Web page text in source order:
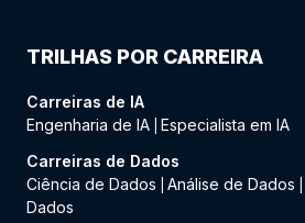
TRILHAS POR CARREIRA
Carreiras de IA
Engenharia de IA Especialista em IA
Carreiras de Dados
Ciência de Dados
Análise de Dados
Dados